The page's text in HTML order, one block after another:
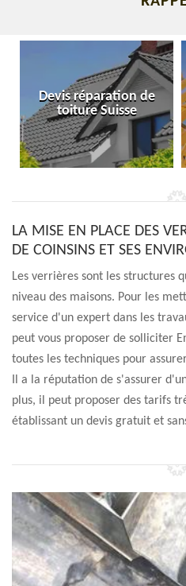
Devis réparation de
toiture Suisse
LA MISE EN PLACE DES
DE COINSINS ET SES
Les verrières sont les structures
niveau des maisons. Pour les
service d'un expert dans les
peut vous proposer de solliciter
toutes les techniques pour
Il a la réputation de s'assurer
plus, il peut proposer des tarifs
établissant un devis gratuit et